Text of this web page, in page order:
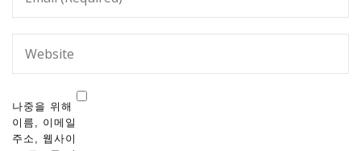
나중을 위해
이름, 이메일
주소, 웹사이